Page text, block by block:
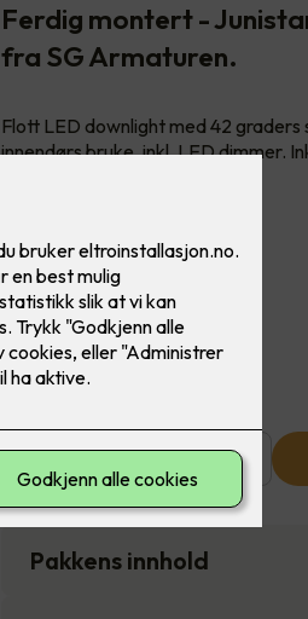
Ferdig montert -
fra SG Armaturen.
Flott LED downlight med 42
innendørs bruke, inkl. LED dimmer.
5,900,-
Antall - +
Pakkens innhold